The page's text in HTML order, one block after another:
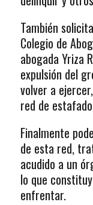
También
Colegio de
abogada Yriza
expulsión del
volver a
red de
Finalmente
de esta red,
acudido a un
lo que
enfrentar.